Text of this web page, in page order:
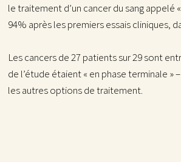
le traitement d’un cancer du sang
94% après les premiers essais cliniques,
Les cancers de 27 patients sur 29 sont
de l’étude étaient « en phase terminale
les autres options de traitement.